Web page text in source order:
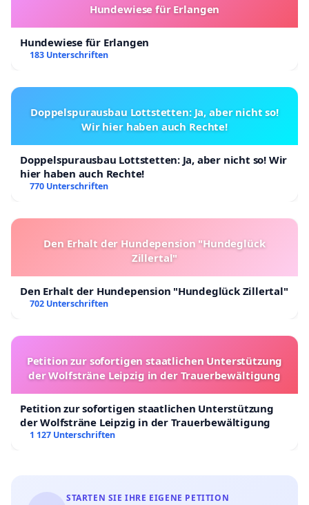
Hundewiese für Erlangen
Hundewiese für Erlangen
183 Unterschriften
Doppelspurausbau Lottstetten: Ja, aber nicht so!
Wir hier haben auch Rechte!
Doppelspurausbau Lottstetten: Ja, aber nicht so! Wir
hier haben auch Rechte!
770 Unterschriften
Den Erhalt der Hundepension "Hundeglück
Zillertal"
Den Erhalt der Hundepension "Hundeglück Zillertal"
702 Unterschriften
Petition zur sofortigen staatlichen Unterstützung
der Wolfsträne Leipzig in der Trauerbewältigung
Petition zur sofortigen staatlichen Unterstützung
der Wolfsträne Leipzig in der Trauerbewältigung
1 127 Unterschriften
STARTEN SIE IHRE EIGENE PETITION